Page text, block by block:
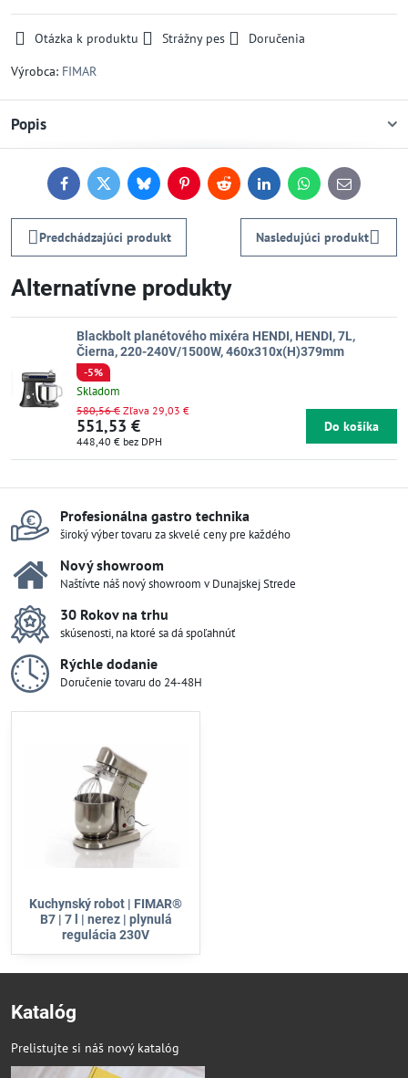
Otázka k produktu Strážny pes
Doručenia
Výrobca: FIMAR
Popis
FacebookTwitterBlueskyPinterestReddit LinkedInWhatsApp
E-
mail
Predchádzajúci produkt Nasledujúci produkt
Alternatívne produkty
Blackbolt planétového mixéra HENDI, HENDI, 7L,
Čierna, 220-240V/1500W, 460x310x(H)379mm
-5%
Skladom
551,53 €
448,40 € bez DPH
580,56 € Zľava 29,03 €
Do košíka
Profesionálna gastro technika
široký výber tovaru za skvelé ceny pre každého
Nový showroom
Naštívte náš nový showroom v Dunajskej Strede
30 Rokov na trhu
skúsenosti, na ktoré sa dá spoľahnúť
Rýchle dodanie
Doručenie tovaru do 24-48H
Kuchynský robot | FIMAR®
B7 | 7 l | nerez | plynulá
regulácia 230V
Katalóg
Prelistujte si náš nový katalóg